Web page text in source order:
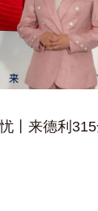
丨来德利